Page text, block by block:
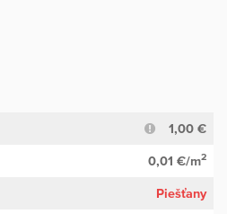
1,00 €
0,01 €/m2
Piešťany